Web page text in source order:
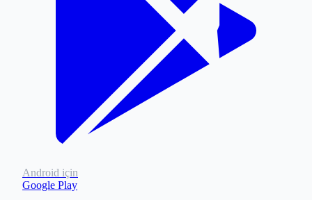
Android için
Google Play